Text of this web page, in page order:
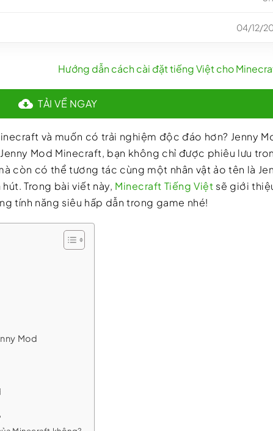
04/12/
Hướng dẫn cách cài đặt tiếng Việt cho
TẢI VỀ NGAY
và muốn có trải nghiệm độc đáo hơn? Jenny
Mod Minecraft, bạn không chỉ được phiêu lưu
còn có thể tương tác cùng một nhân vật ảo tên là
Trong bài viết này, Minecraft Tiếng Việt sẽ giới
tính năng siêu hấp dẫn trong game nhé!
Mod